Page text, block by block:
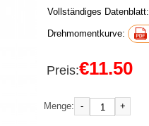
Vollständiges Datenblatt:
Drehmomentkurve:
Preis:€11.50
Menge: - +